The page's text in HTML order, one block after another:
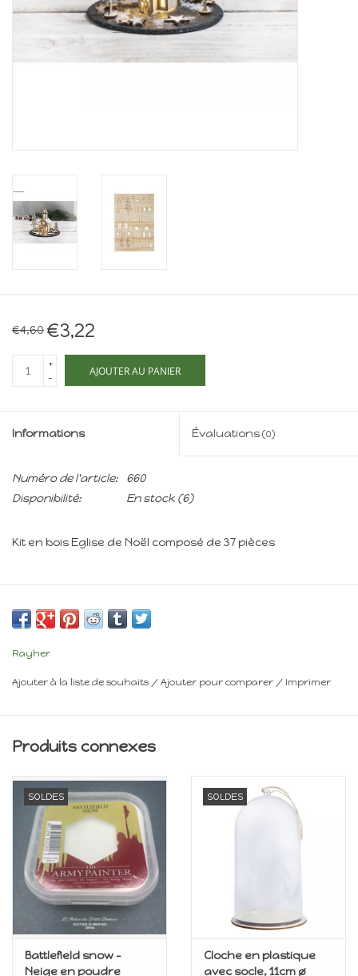
Maison de souris
miniature - The Mouse
€4,60 €3,22
+
-
AJOUTER AU PANIER
Informations Évaluations (0)
Numéro de l'article:
660
Disponibilité:
En stock (6)
Kit en bois Eglise de Noël composé de 37 pièces
Frais de livraison : voir panier
Rayher
Ajouter à la liste de souhaits / Ajouter pour comparer / Imprimer
Produits connexes
SOLDES
Battlefield snow -
Neige en poudre
SOLDES
Cloche en plastique
avec socle, 11cm ø